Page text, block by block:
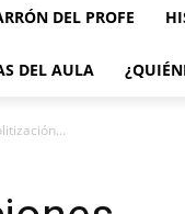
DEL PROFE
DEL AULA